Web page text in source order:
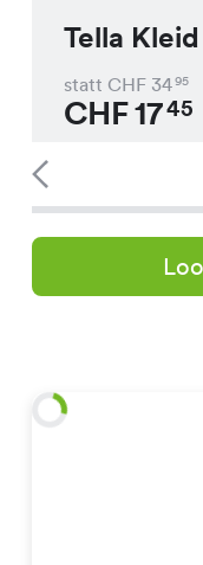
Tella Kleid
statt CHF 3495
CHF1745